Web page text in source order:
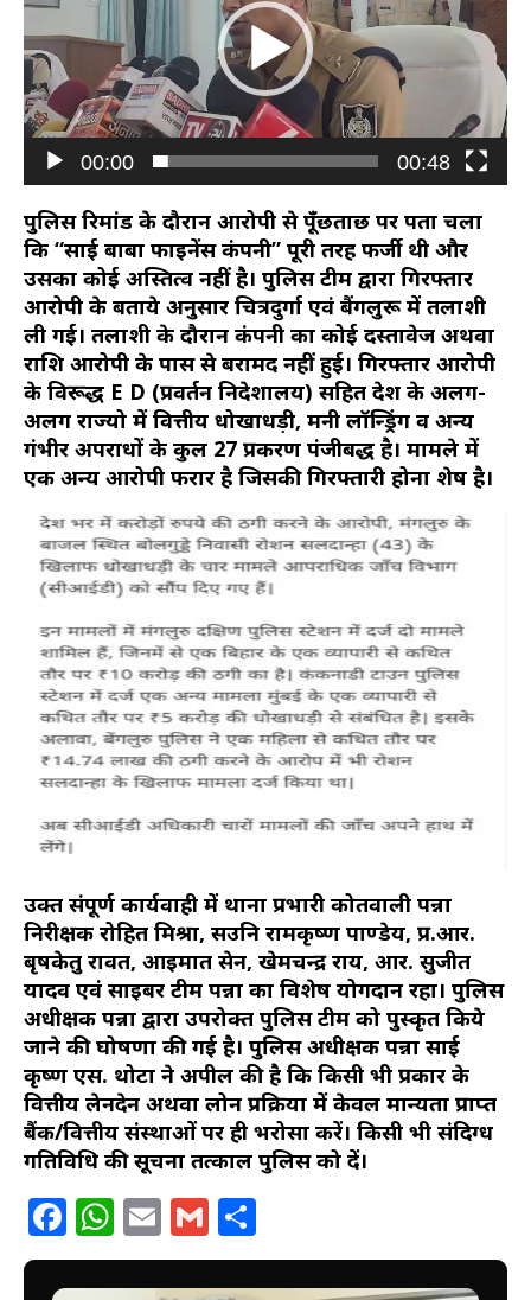
00:00 00:48
पुलिस रिमांड के दौरान आरोपी से पूँछताछ पर पता चला
कि “साई बाबा फाइनेंस कंपनी” पूरी तरह फर्जी थी और
उसका कोई अस्तित्व नहीं है। पुलिस टीम द्वारा गिरफ्तार
आरोपी के बताये अनुसार चित्रदुर्गा एवं बैंगलुरू में तलाशी
ली गई। तलाशी के दौरान कंपनी का कोई दस्तावेज अथवा
राशि आरोपी के पास से बरामद नहीं हुई। गिरफ्तार आरोपी
के विरूद्ध E D (प्रवर्तन निदेशालय) सहित देश के अलग-
अलग राज्यो में वित्तीय धोखाधड़ी, मनी लॉन्ड्रिंग व अन्य
गंभीर अपराधों के कुल 27 प्रकरण पंजीबद्ध है। मामले में
एक अन्य आरोपी फरार है जिसकी गिरफ्तारी होना शेष है।
उक्त संपूर्ण कार्यवाही में थाना प्रभारी कोतवाली पन्ना
निरीक्षक रोहित मिश्रा, सउनि रामकृष्ण पाण्डेय, प्र.आर.
बृषकेतु रावत, आइमात सेन, खेमचन्द्र राय, आर. सुजीत
यादव एवं साइबर टीम पन्ना का विशेष योगदान रहा। पुलिस
अधीक्षक पन्ना द्वारा उपरोक्त पुलिस टीम को पुरुस्कृत किये
जाने की घोषणा की गई है। पुलिस अधीक्षक पन्ना साई
कृष्ण एस. थोटा ने अपील की है कि किसी भी प्रकार के
वित्तीय लेनदेन अथवा लोन प्रक्रिया में केवल मान्यता प्राप्त
बैंक/वित्तीय संस्थाओं पर ही भरोसा करें। किसी भी संदिग्ध
गतिविधि की सूचना तत्काल पुलिस को दें।
Facebook
WhatsApp
Email
Gmail